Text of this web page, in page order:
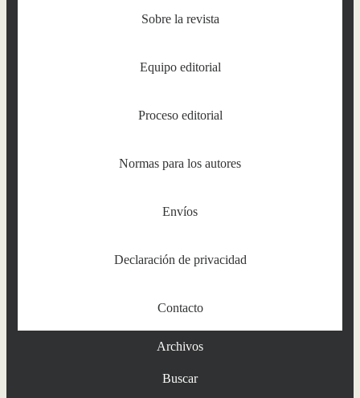
Sobre la revista
Equipo editorial
Proceso editorial
Normas para los autores
Envíos
Declaración de privacidad
Contacto
Archivos
Buscar